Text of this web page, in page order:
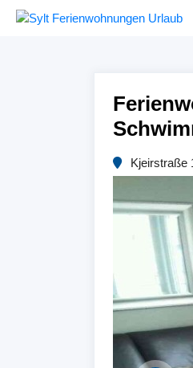
Kjeirstraße